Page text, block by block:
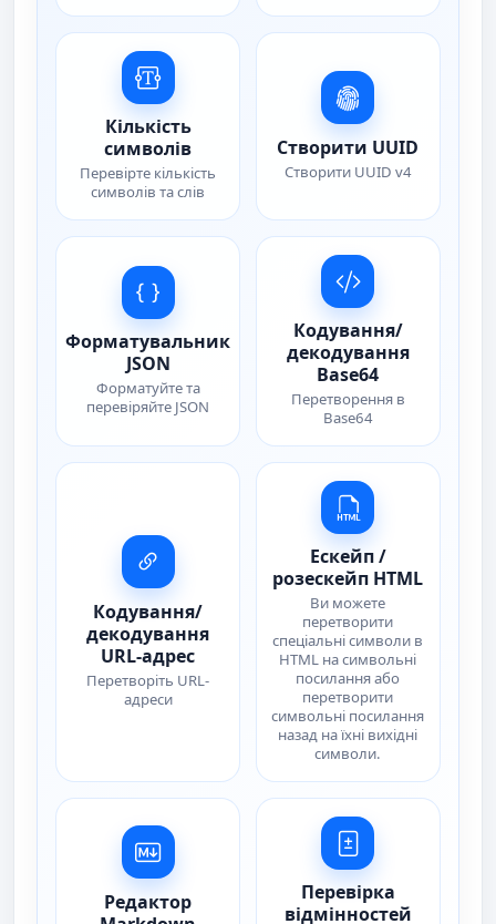
Кількість
символів
Перевірте кількість
символів та слів
Створити UUID
Створити UUID v4
Форматувальник
JSON
Форматуйте та
перевіряйте JSON
Кодування/
декодування
Base64
Перетворення в
Base64
Кодування/
декодування
URL-адрес
Перетворіть URL-
адреси
Ескейп /
розескейп HTML
Ви можете
перетворити
спеціальні символи в
HTML на символьні
посилання або
перетворити
символьні посилання
назад на їхні вихідні
символи.
Редактор
Перевірка
відмінностей